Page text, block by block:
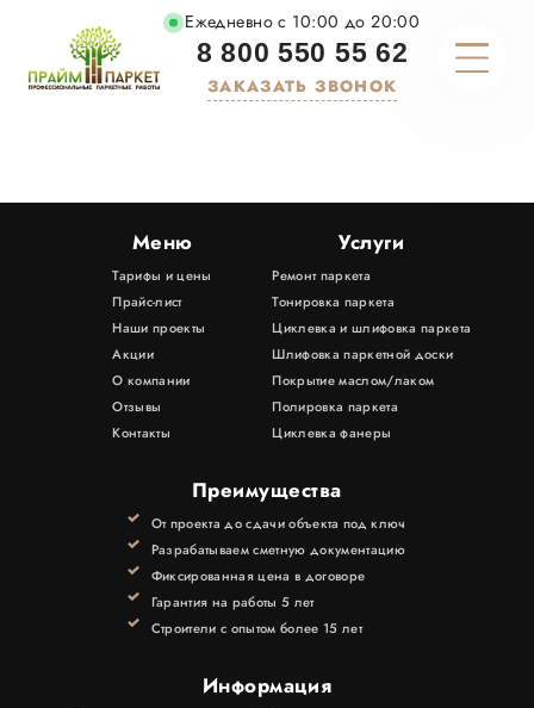
Ежедневно с 10:00 до 20:00
8 800 550 55 62
ЗАКАЗАТЬ ЗВОНОК
ТАРИФЫ И ЦЕНЫ
УСЛУГИ
МАТЕРИАЛЫ
ПОРТФОЛИО
КОНТАКТЫ
Меню
Тарифы и цены
Прайс-лист
Наши проекты
Акции
О компании
Отзывы
Контакты
Услуги
Ремонт паркета
Тонировка паркета
Циклевка и шлифовка паркета
Шлифовка паркетной доски
Покрытие маслом/лаком
Полировка паркета
Циклевка фанеры
Преимущества
От проекта до сдачи объекта под ключ
Разрабатываем сметную документацию
Фиксированная цена в договоре
Гарантия на работы 5 лет
Строители с опытом более 15 лет
Информация